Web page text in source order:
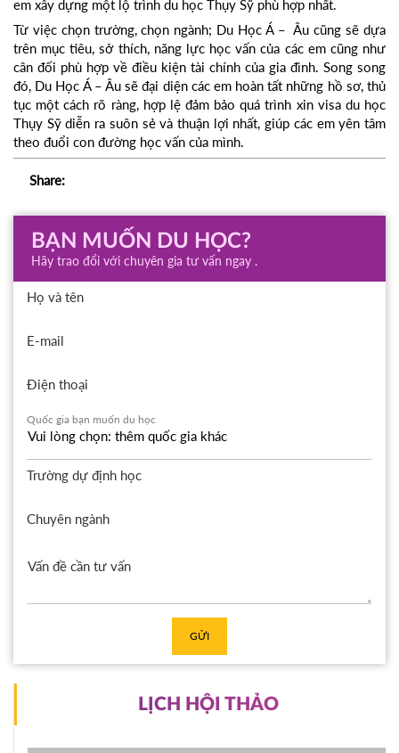
em xây dựng một lộ trình du học Thụy Sỹ phù hợp nhất.
Từ việc chọn trường, chọn ngành; Du Học Á – Âu cũng sẽ dựa
trên mục tiêu, sở thích, năng lực học vấn của các em cũng như
cân đối phù hợp về điều kiện tài chính của gia đình. Song song
đó, Du Học Á – Âu sẽ đại diện các em hoàn tất những hồ sơ, thủ
tục một cách rõ ràng, hợp lệ đảm bảo quá trình xin visa du học
Thụy Sỹ diễn ra suôn sẻ và thuận lợi nhất, giúp các em yên tâm
theo đuổi con đường học vấn của mình.
Share:
BẠN MUỐN DU HỌC?
Hãy trao đổi với chuyên gia tư vấn ngay .
Họ và tên
E-mail
Điện thoại
Quốc gia bạn muốn du học
Trường dự định học
Chuyên ngành
GỬI
LỊCH HỘI THẢO